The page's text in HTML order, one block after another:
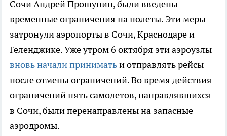
Сочи Андрей Прошунин, были введены
временные ограничения на полеты. Эти меры
затронули аэропорты в Сочи, Краснодаре и
Геленджике. Уже утром 6 октября эти аэроузлы
вновь начали приниматьи отправлять рейсы
после отмены ограничений. Во время действия
ограничений пять самолетов, направлявшихся
в Сочи, были перенаправлены на запасные
аэродромы.